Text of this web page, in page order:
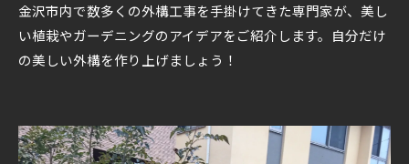
金沢市内で数多くの外構工事を手掛けてきた専門家が、美し
い植栽やガーデニングのアイデアをご紹介します。自分だけ
の美しい外構を作り上げましょう！